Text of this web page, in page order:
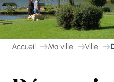
Accueil Ma ville Ville